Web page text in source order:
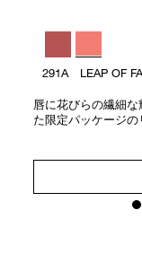
291A LEAP OF
唇に花びらの繊細
た限定パッケージの